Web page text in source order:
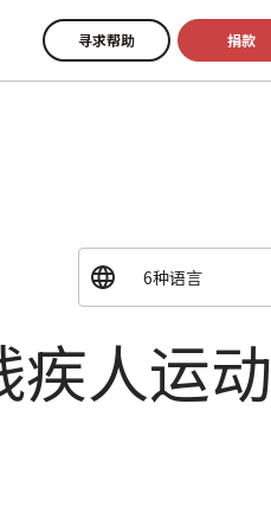
寻求帮助 捐款
疾人运动